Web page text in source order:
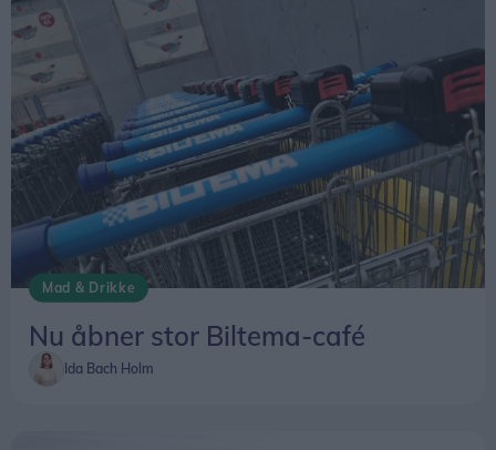
Mad & Drikke
Nu åbner stor Biltema-café
Ida Bach Holm